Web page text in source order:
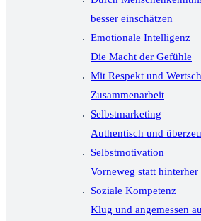
besser einschätzen
Emotionale Intelligenz
Die Macht der Gefühle
Mit Respekt und
Zusammenarbeit
Selbstmarketing
Authentisch und
Selbstmotivation
Vorneweg statt hinterher
Soziale Kompetenz
Klug und angemessen